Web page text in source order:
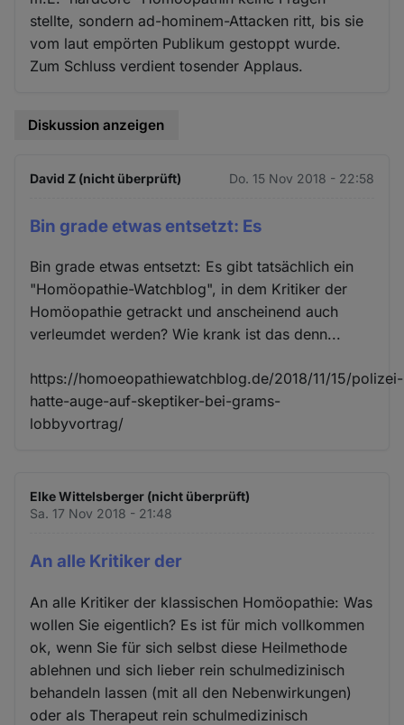
stellte, sondern ad-hominem-Attacken ritt, bis sie
vom laut empörten Publikum gestoppt wurde.
Zum Schluss verdient tosender Applaus.
Diskussion anzeigen
David Z (nicht überprüft) Do. 15 Nov 2018 - 22:58
Bin grade etwas entsetzt: Es
Bin grade etwas entsetzt: Es gibt tatsächlich ein
"Homöopathie-Watchblog", in dem Kritiker der
Homöopathie getrackt und anscheinend auch
verleumdet werden? Wie krank ist das denn...
https://homoeopathiewatchblog.de/2018/11/15/polizei-
hatte-auge-auf-skeptiker-bei-grams-
lobbyvortrag/
Elke Wittelsberger (nicht überprüft)
Sa. 17 Nov 2018 - 21:48
An alle Kritiker der
An alle Kritiker der klassischen Homöopathie: Was
wollen Sie eigentlich? Es ist für mich vollkommen
ok, wenn Sie für sich selbst diese Heilmethode
ablehnen und sich lieber rein schulmedizinisch
behandeln lassen (mit all den Nebenwirkungen)
oder als Therapeut rein schulmedizinisch